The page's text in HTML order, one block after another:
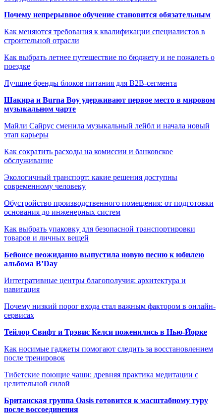
Почему непрерывное обучение становится обязательным
Как меняются требования к квалификации специалистов в
строительной отрасли
Как выбрать летнее путешествие по бюджету и не пожалеть о
поездке
Лучшие бренды блоков питания для B2B-сегмента
Шакира и Burna Boy удерживают первое место в мировом
музыкальном чарте
Майли Сайрус сменила музыкальный лейбл и начала новый
этап карьеры
Как сократить расходы на комиссии и банковское
обслуживание
Экологичный транспорт: какие решения доступны
современному человеку
Обустройство производственного помещения: от подготовки
основания до инженерных систем
Как выбрать упаковку для безопасной транспортировки
товаров и личных вещей
Бейонсе неожиданно выпустила новую песню к юбилею
альбома B’Day
Интегративные центры благополучия: архитектура и
навигация
Почему низкий порог входа стал важным фактором в онлайн-
сервисах
Тейлор Свифт и Трэвис Келси поженились в Нью-Йорке
Как носимые гаджеты помогают следить за восстановлением
после тренировок
Тибетские поющие чаши: древняя практика медитации с
целительной силой
Британская группа Oasis готовится к масштабному туру
после воссоединения